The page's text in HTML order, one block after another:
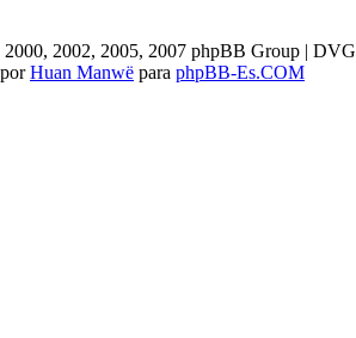
2002, 2005, 2007 phpBB Group |
Huan Manwë para phpBB-Es.COM